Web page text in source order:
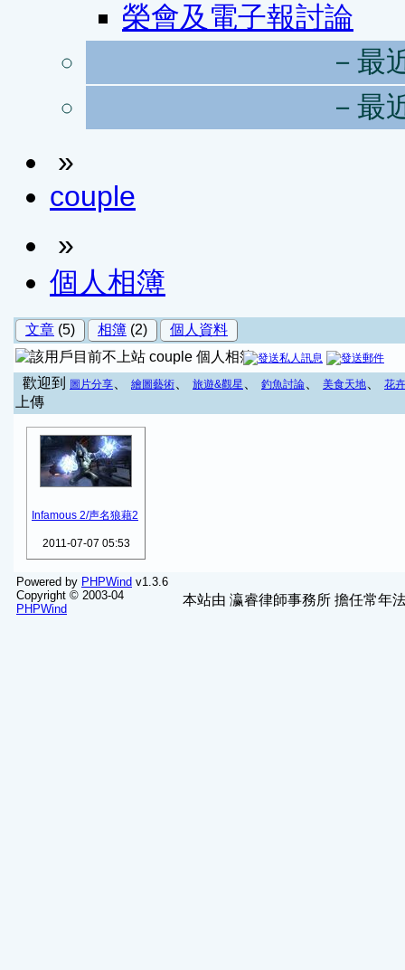
榮會及電子報討論
－最
－最
»
couple
»
個人相簿
文章 (5) 相簿 (2)
個人資料
couple 個人相簿
歡迎到
圖片分享 繪圖藝術 旅遊&觀星 釣魚討論 美食天地 花
上傳
Infamous 2/声名狼藉2
2011-07-07 05:53
Powered by PHPWind v1.3.6
Copyright © 2003-04
PHPWind
本站由 瀛睿律師事務所 擔任常年